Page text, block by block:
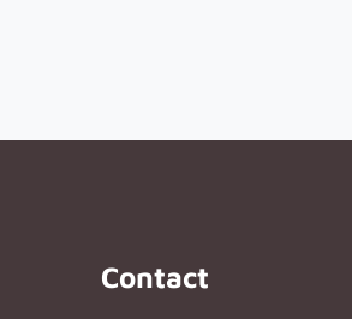
Contact